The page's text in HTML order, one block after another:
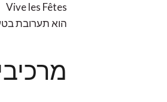
Vive les Fêtes
הוא תערובת